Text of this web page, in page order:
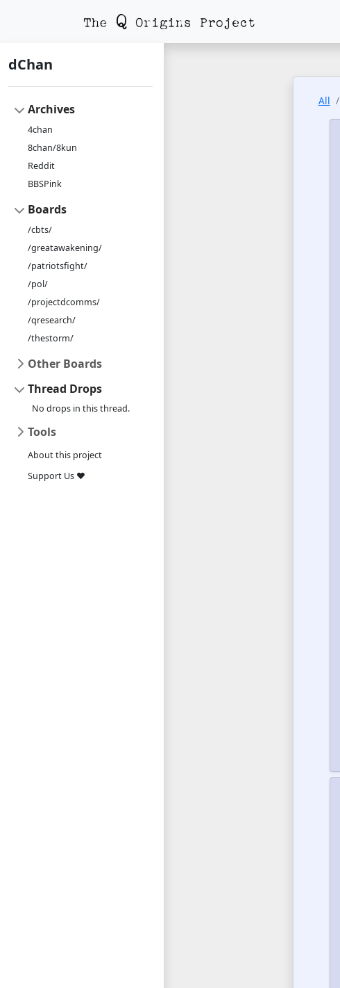
dChan
Archives
4chan
8chan/8kun
Reddit
BBSPink
Boards
/cbts/
/greatawakening/
/patriotsfight/
/pol/
/projectdcomms/
/qresearch/
/thestorm/
Other Boards
Thread Drops
No drops in this thread.
Tools
About this project
Support Us ❤
All